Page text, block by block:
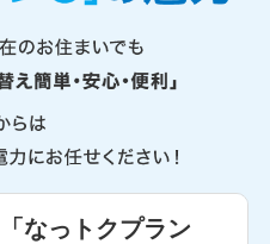
「なっトクプラン